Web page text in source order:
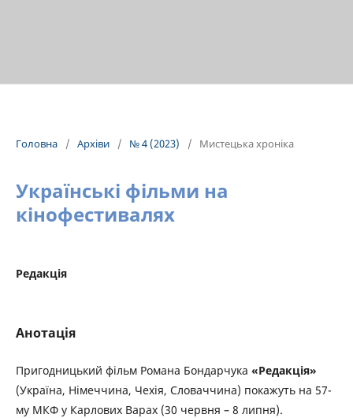
Головна / Архіви / № 4 (2023) / Мистецька хроніка
Українські фільми на
кінофестивалях
Редакція
Анотація
Пригодницький фільм Романа Бондарчука «Редакція»
(Україна, Німеччина, Чехія, Словаччина) покажуть на 57-
му МКФ у Карлових Варах (30 червня – 8 липня).